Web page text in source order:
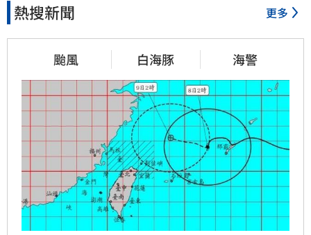
熱搜新聞 更多
颱風 白海豚 海警